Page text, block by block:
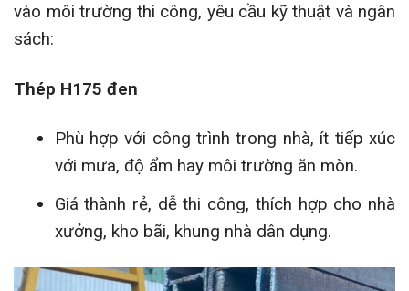
vào môi trường thi công, yêu cầu kỹ thuật và ngân
sách:
Thép H175 đen
Phù hợp với công trình trong nhà, ít tiếp xúc
với mưa, độ ẩm hay môi trường ăn mòn.
Giá thành rẻ, dễ thi công, thích hợp cho nhà
xưởng, kho bãi, khung nhà dân dụng.